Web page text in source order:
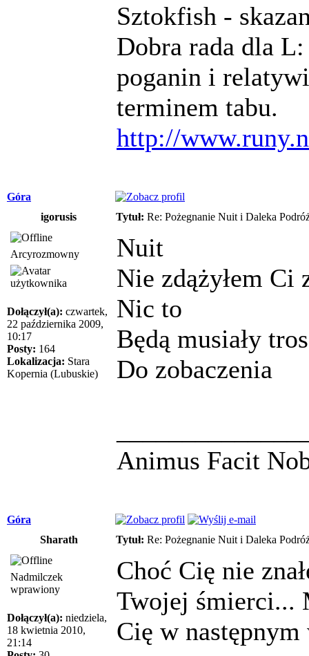
Sztokfish -
Dobra rada dla
poganin i
terminem tabu.
http://
Góra
igorusis
Tytuł: Re: Pożegnanie Nuit i Daleka
Arcyrozmowny
Dołączył(a): czwartek,
22 października 2009,
10:17
Posty: 164
Lokalizacja: Stara
Kopernia (Lubuskie)
Nuit
Nie zdążyłem Ci
Nic to
Będą musiały
Do zobaczenia
Animus Facit
Góra
Sharath
Tytuł: Re: Pożegnanie Nuit i Daleka
Nadmilczek
wprawiony
Dołączył(a): niedziela,
18 kwietnia 2010,
21:14
Choć Cię nie
Twojej śmierci...
Cię w